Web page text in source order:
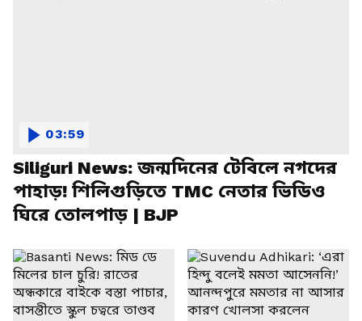
Siliguri News: জন্মদিনের টেবিলে নগদের
পাহাড়! শিলিগুড়িতে TMC নেতার ভিডিও
ঘিরে তোলপাড় | BJP
03:59